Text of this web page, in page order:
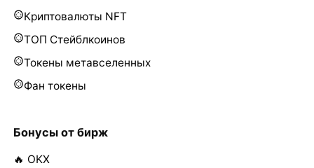
Криптовалюты NFT
ТОП Стейблкоинов
Токены метавселенных
Фан токены
Бонусы от бирж
🔥 OKX